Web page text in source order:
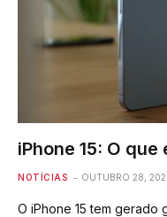
iPhone 15: O
NOTÍCIAS OUTUBRO 28,
O iPhone 15 tem